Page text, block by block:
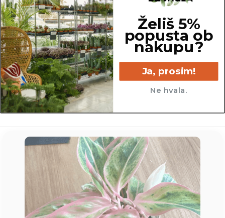
11 cm
Želiš 5%
popusta ob
nakupu?
Ja, prosim!
Ne hvala.